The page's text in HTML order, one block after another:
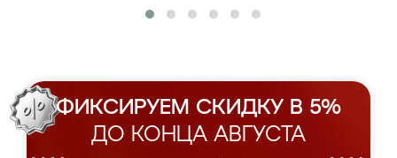
ФИКСИРУЕМ СКИДКУ В 5%
ДО КОНЦА АВГУСТА